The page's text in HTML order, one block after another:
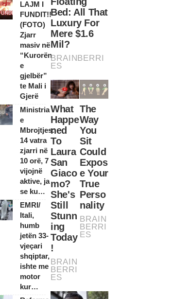
LAJM I
FUNDIT!!
(FOTO)
Zjarr
masiv në
“Kurorën
e
gjelbër”
te Mali i
Gjerë
Ministria
e
Mbrojtjes:
14 vatra
zjarri në
10 orë, 7
vijojnë
aktive, ja
se ku…
EMRI/
Itali,
humb
jetën 33-
vjeçari
shqiptar,
ishte me
motor
kur…